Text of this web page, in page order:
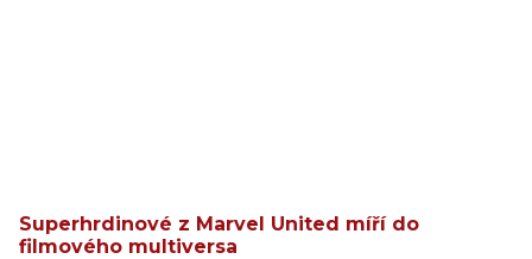
Superhrdinové z Marvel United míří do
filmového multiversa